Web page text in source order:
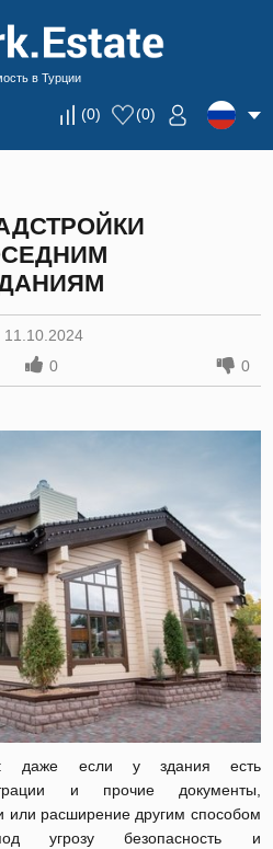
в Турции
(0) (0)
11.10.2024
0 0
даже если у здания есть
и прочие документы,
или расширение другим способом
угрозу безопасность и